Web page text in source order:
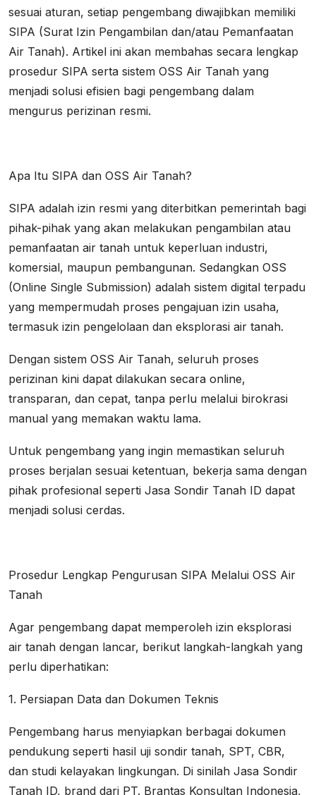
sesuai aturan, setiap pengembang diwajibkan memiliki
SIPA (Surat Izin Pengambilan dan/atau Pemanfaatan
Air Tanah). Artikel ini akan membahas secara lengkap
prosedur SIPA serta sistem OSS Air Tanah yang
menjadi solusi efisien bagi pengembang dalam
mengurus perizinan resmi.
Apa Itu SIPA dan OSS Air Tanah?
SIPA adalah izin resmi yang diterbitkan pemerintah bagi
pihak-pihak yang akan melakukan pengambilan atau
pemanfaatan air tanah untuk keperluan industri,
komersial, maupun pembangunan. Sedangkan OSS
(Online Single Submission) adalah sistem digital terpadu
yang mempermudah proses pengajuan izin usaha,
termasuk izin pengelolaan dan eksplorasi air tanah.
Dengan sistem OSS Air Tanah, seluruh proses
perizinan kini dapat dilakukan secara online,
transparan, dan cepat, tanpa perlu melalui birokrasi
manual yang memakan waktu lama.
Untuk pengembang yang ingin memastikan seluruh
proses berjalan sesuai ketentuan, bekerja sama dengan
pihak profesional seperti Jasa Sondir Tanah ID dapat
menjadi solusi cerdas.
Prosedur Lengkap Pengurusan SIPA Melalui OSS Air
Tanah
Agar pengembang dapat memperoleh izin eksplorasi
air tanah dengan lancar, berikut langkah-langkah yang
perlu diperhatikan:
1. Persiapan Data dan Dokumen Teknis
Pengembang harus menyiapkan berbagai dokumen
pendukung seperti hasil uji sondir tanah, SPT, CBR,
dan studi kelayakan lingkungan. Di sinilah Jasa Sondir
Tanah ID, brand dari PT. Brantas Konsultan Indonesia,